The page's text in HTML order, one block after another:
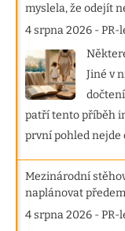
myslela, že odejít
4 srpna 2026 -PR-
Jiné v
patří tento příběh
první pohled
Mezinárodní
naplánovat předem
4 srpna 2026 -PR-